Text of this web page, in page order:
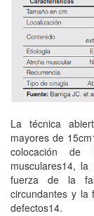
La técnica
mayores de
colocación de
musculares14,
fuerza de la
circundantes y la
defectos14.